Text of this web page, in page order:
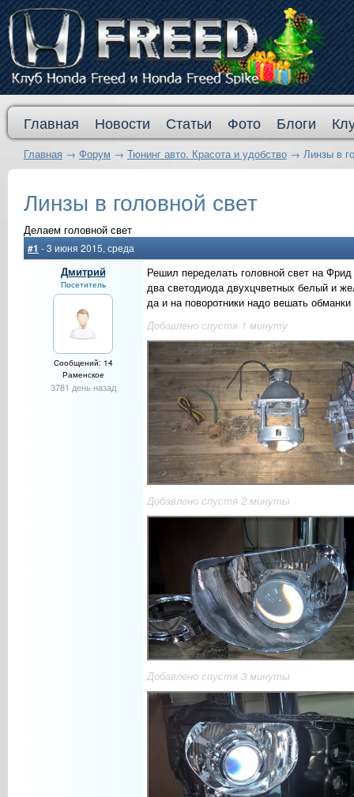
Главная Новости Статьи Фото Блоги
Главная → Форум → Тюнинг авто. Красота и удобство → Линзы в
Линзы в головной свет
Делаем головной свет
#1 - 3 июня 2015, среда
Дмитрий
Посетитель
Сообщений: 14
Раменское
3781 день назад
Решил переделать головной свет на
два светодиода двухцчветных белый и
да и на поворотники надо вешать обманки
Добавлено спустя 1 минуту
Добавлено спустя 2 минуты
Добавлено спустя 3 минуты